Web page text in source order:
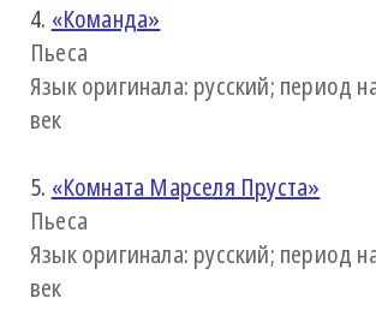
4. «Команда»
Пьеса
Язык оригинала: русский; период
век
5. «Комната Марселя Пруста»
Пьеса
Язык оригинала: русский; период
век